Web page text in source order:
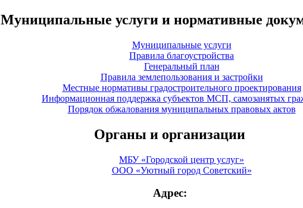
Муниципальные услуги и нормативные
Муниципальные услуги
Правила благоустройства
Генеральный план
Правила землепользования и застройки
Местные нормативы градостроительного проектирования
Информационная поддержка субъектов МСП, самозанятых
Порядок обжалования муниципальных правовых актов
Органы и организации
МБУ «Городской центр услуг»
ООО «Уютный город Советский»
Адрес: